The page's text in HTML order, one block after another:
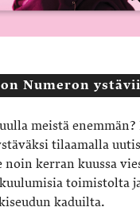
Numeron
meistä enemmän?
tilaamalla
noin kerran kuussa
toimistolta
kaduilta.